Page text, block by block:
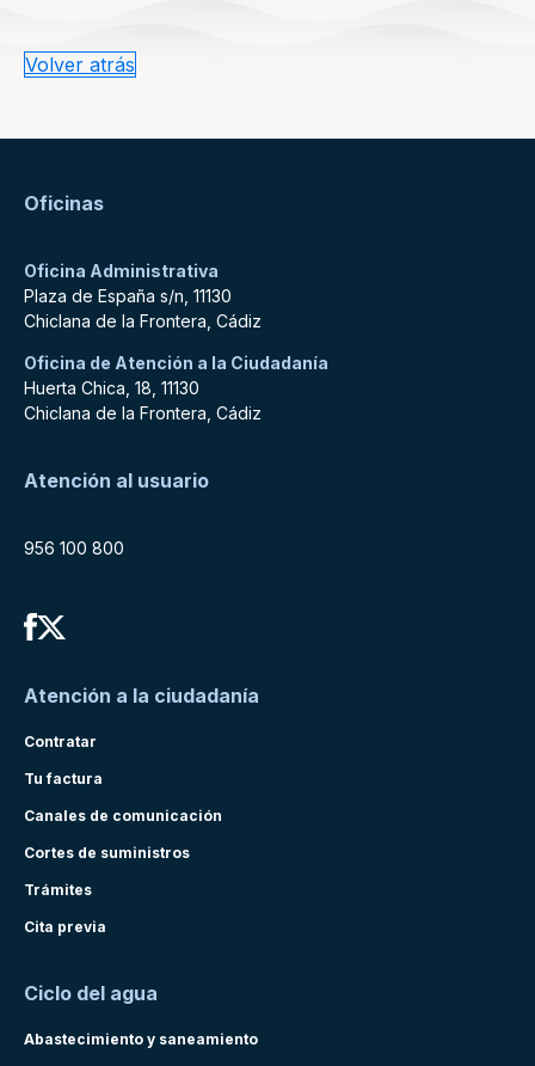
Volver atrás
Oficinas
Oficina Administrativa
Plaza de España s/n, 11130
Chiclana de la Frontera, Cádiz
Oficina de Atención a la Ciudadanía
Huerta Chica, 18, 11130
Chiclana de la Frontera, Cádiz
Atención al usuario
956 100 800
Atención a la ciudadanía
Contratar
Tu factura
Canales de comunicación
Cortes de suministros
Trámites
Cita previa
Ciclo del agua
Abastecimiento y saneamiento